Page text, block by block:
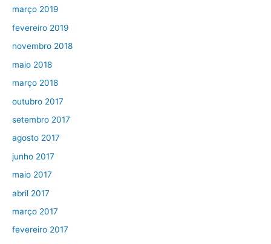
março 2019
fevereiro 2019
novembro 2018
maio 2018
março 2018
outubro 2017
setembro 2017
agosto 2017
junho 2017
maio 2017
abril 2017
março 2017
fevereiro 2017